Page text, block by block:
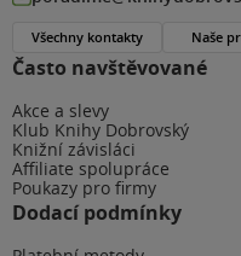
Často navštěvované
Akce a slevy
Klub Knihy Dobrovský
Knižní závisláci
Affiliate spolupráce
Poukazy pro firmy
Dodací podmínky
Všechny kontakty Naše